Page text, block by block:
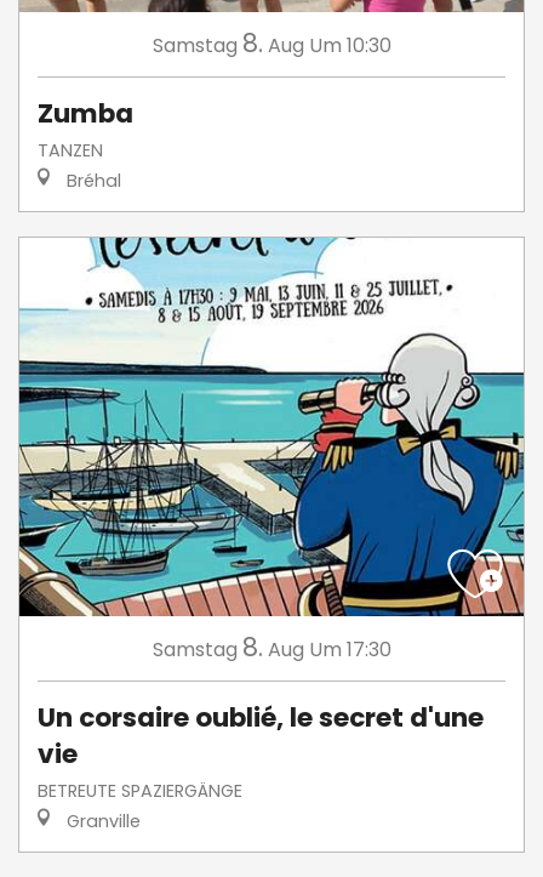
Samstag 8. Aug Um 10:30
Zumba
TANZEN
Bréhal
Samstag 8. Aug Um 17:30
Un corsaire oublié, le secret d'une
vie
BETREUTE SPAZIERGÄNGE
Granville